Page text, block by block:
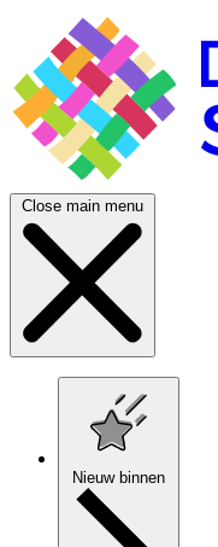
Close main menu
Nieuw binnen